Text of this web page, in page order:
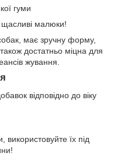
гуми
щасливі малюки!
має зручну форму,
достатньо міцна для
жування.
відповідно до віку
їх під